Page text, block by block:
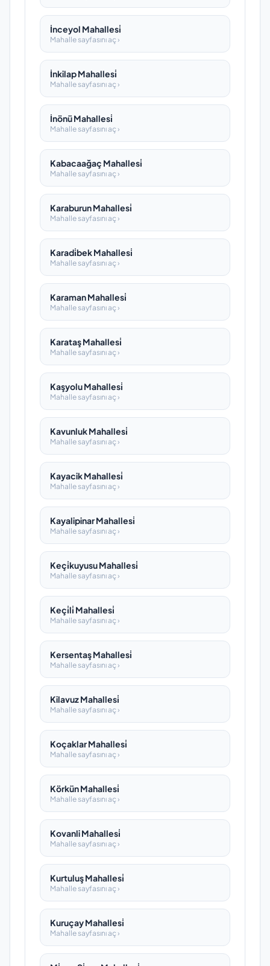
İnceyol Mahallesi̇
Mahalle sayfasını aç ›
İnkilap Mahallesi̇
Mahalle sayfasını aç ›
İnönü Mahallesi̇
Mahalle sayfasını aç ›
Kabacaağaç Mahallesi̇
Mahalle sayfasını aç ›
Karaburun Mahallesi̇
Mahalle sayfasını aç ›
Karadi̇bek Mahallesi̇
Mahalle sayfasını aç ›
Karaman Mahallesi̇
Mahalle sayfasını aç ›
Karataş Mahallesi̇
Mahalle sayfasını aç ›
Kaşyolu Mahallesi̇
Mahalle sayfasını aç ›
Kavunluk Mahallesi̇
Mahalle sayfasını aç ›
Kayacik Mahallesi̇
Mahalle sayfasını aç ›
Kayalipinar Mahallesi̇
Mahalle sayfasını aç ›
Keçi̇kuyusu Mahallesi̇
Mahalle sayfasını aç ›
Keçi̇li̇ Mahallesi̇
Mahalle sayfasını aç ›
Kersentaş Mahallesi̇
Mahalle sayfasını aç ›
Kilavuz Mahallesi̇
Mahalle sayfasını aç ›
Koçaklar Mahallesi̇
Mahalle sayfasını aç ›
Körkün Mahallesi̇
Mahalle sayfasını aç ›
Kovanli Mahallesi̇
Mahalle sayfasını aç ›
Kurtuluş Mahallesi̇
Mahalle sayfasını aç ›
Kuruçay Mahallesi̇
Mahalle sayfasını aç ›